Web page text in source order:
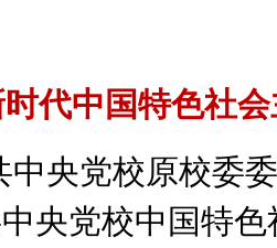
代中国特色社
央党校原校委
央党校中国特